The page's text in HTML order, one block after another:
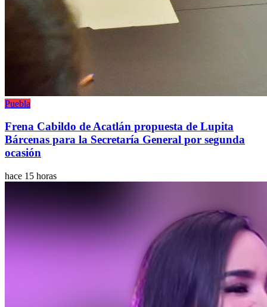
Puebla
Frena Cabildo de Acatlán propuesta de Lupita
Bárcenas para la Secretaría General por segunda
ocasión
hace 15 horas